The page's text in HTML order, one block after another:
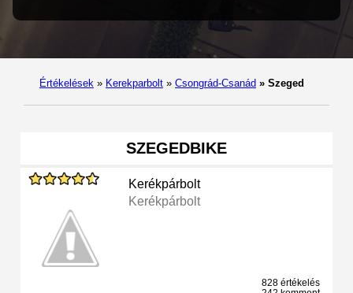
Értékelések » Kerekparbolt » Csongrád-Csanád » Szeged
SZEGEDBIKE
Kerékpárbolt
Kerékpárbolt
828 értékelés